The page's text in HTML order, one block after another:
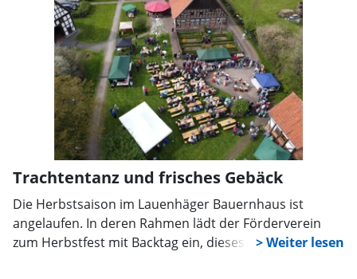
Trachtentanz und frisches Gebäck
Die Herbstsaison im Lauenhäger Bauernhaus ist
angelaufen. In deren Rahmen lädt der Förderverein
zum Herbstfest mit Backtag ein, dieses findet am 21.